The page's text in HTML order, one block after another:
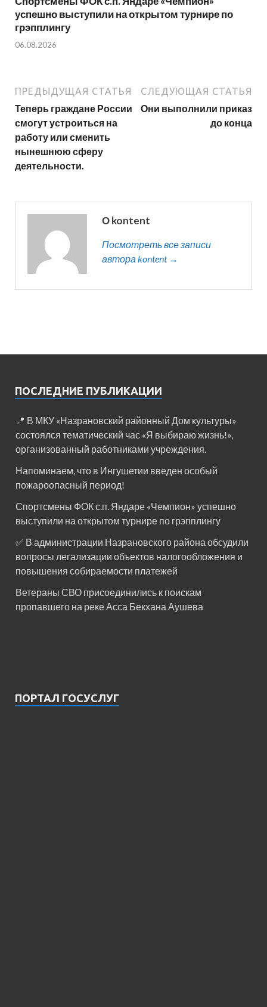
успешно выступили на открытом турнире по
грэпплингу
06.08.2026
ПРЕДЫДУЩАЯ СТАТЬЯ
Теперь граждане России
смогут устроиться на
работу или сменить
нынешнюю сферу
деятельности.
СЛЕДУЮЩАЯ СТАТЬЯ
Они выполнили приказ
до конца
О kontent
Посмотреть все записи
автора kontent →
ПОСЛЕДНИЕ ПУБЛИКАЦИИ
📍 В МКУ «Назрановский районный Дом культуры»
состоялся тематический час «Я выбираю жизнь!»,
организованный работниками учреждения.
Напоминаем, что в Ингушетии введен особый
пожароопасный период!⁣⁣⠀
Спортсмены ФОК с.п. Яндаре «Чемпион» успешно
выступили на открытом турнире по грэпплингу
✅ В администрации Назрановского района обсудили
вопросы легализации объектов налогообложения и
повышения собираемости платежей
Ветераны СВО присоединились к поискам
пропавшего на реке Асса Бекхана Аушева
ПОРТАЛ ГОСУСЛУГ